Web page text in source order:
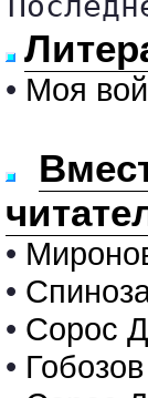
• Моя
•
•
• Сорос
•